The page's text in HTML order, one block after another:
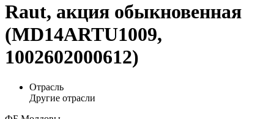
Raut, акция обыкновенная
(MD14ARTU1009,
1002602000612)
Отрасль
Другие отрасли